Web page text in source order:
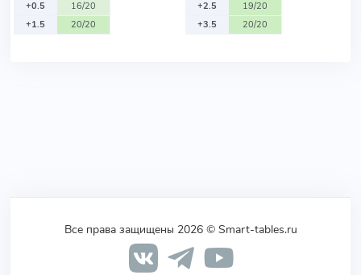
+0.5
16/20
+1.5
20/20
+2.5
19/20
+3.5
20/20
Все права защищены 2026 © Smart-tables.ru